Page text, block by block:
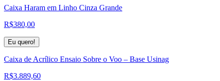
Caixa Haram em Linho Cinza Grande
R$380,00
Eu quero!
Caixa de Acrílico Ensaio Sobre o Voo – Base Usinag
R$3.889,60